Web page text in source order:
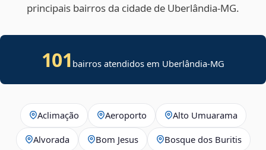
principais bairros da cidade de Uberlândia‑MG.
101 bairros atendidos em Uberlândia-MG
Aclimação Aeroporto Alto Umuarama
Alvorada Bom Jesus Bosque dos Buritis